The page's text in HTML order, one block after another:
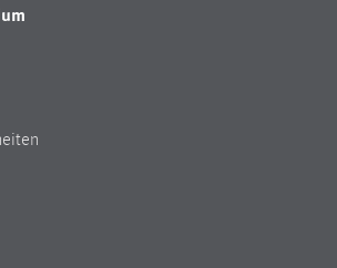
werden von Drittanbietern
sie Besucher über Websites